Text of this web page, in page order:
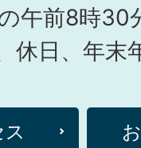
午前8時30
休日、年末